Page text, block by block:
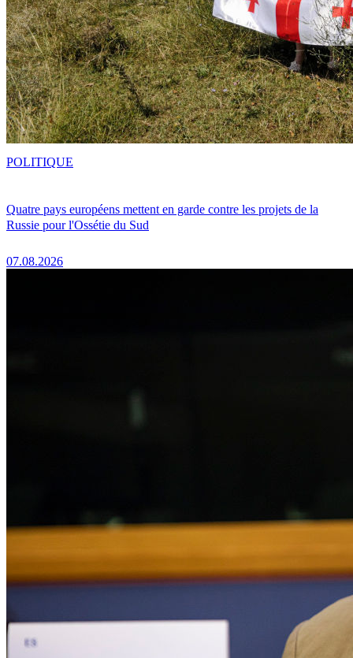
Quatre pays européens mettent en garde contre les projets de la
Russie pour l'Ossétie du Sud
07.08.2026
POLITIQUE